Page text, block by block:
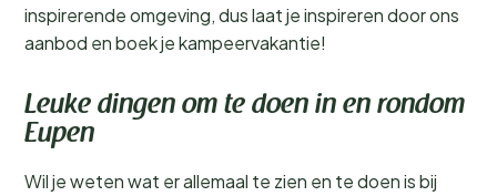
inspirerende omgeving, dus laat je inspireren door ons
aanbod en boek je kampeervakantie!
Leuke dingen om te doen in en rondom
Eupen
Wil je weten wat er allemaal te zien en te doen is bij